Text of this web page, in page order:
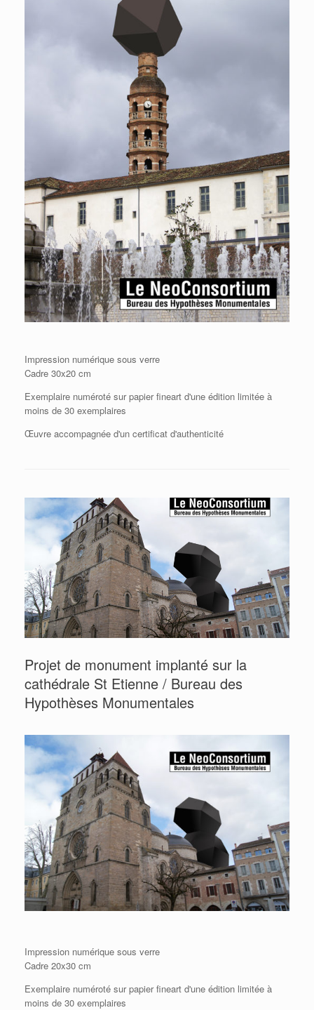
Impression numérique sous verre
Cadre 30x20 cm
Exemplaire numéroté sur papier fineart d'une édition limitée à
moins de 30 exemplaires
Œuvre accompagnée d'un certificat d'authenticité
Projet de monument implanté sur la
cathédrale St Etienne / Bureau des
Hypothèses Monumentales
Impression numérique sous verre
Cadre 20x30 cm
Exemplaire numéroté sur papier fineart d'une édition limitée à
moins de 30 exemplaires